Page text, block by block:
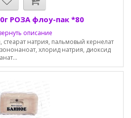
РОЗА флоу-пак *80
описание
стеарат натрия, пальмовый кернелат
хлорид натрия, диоксид